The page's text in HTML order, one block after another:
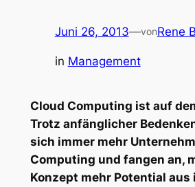
Juni 26, 2013—vonRene
in Management
Cloud Computing ist auf
Trotz anfänglicher
sich immer mehr
Computing und fangen an,
Konzept mehr Potential aus